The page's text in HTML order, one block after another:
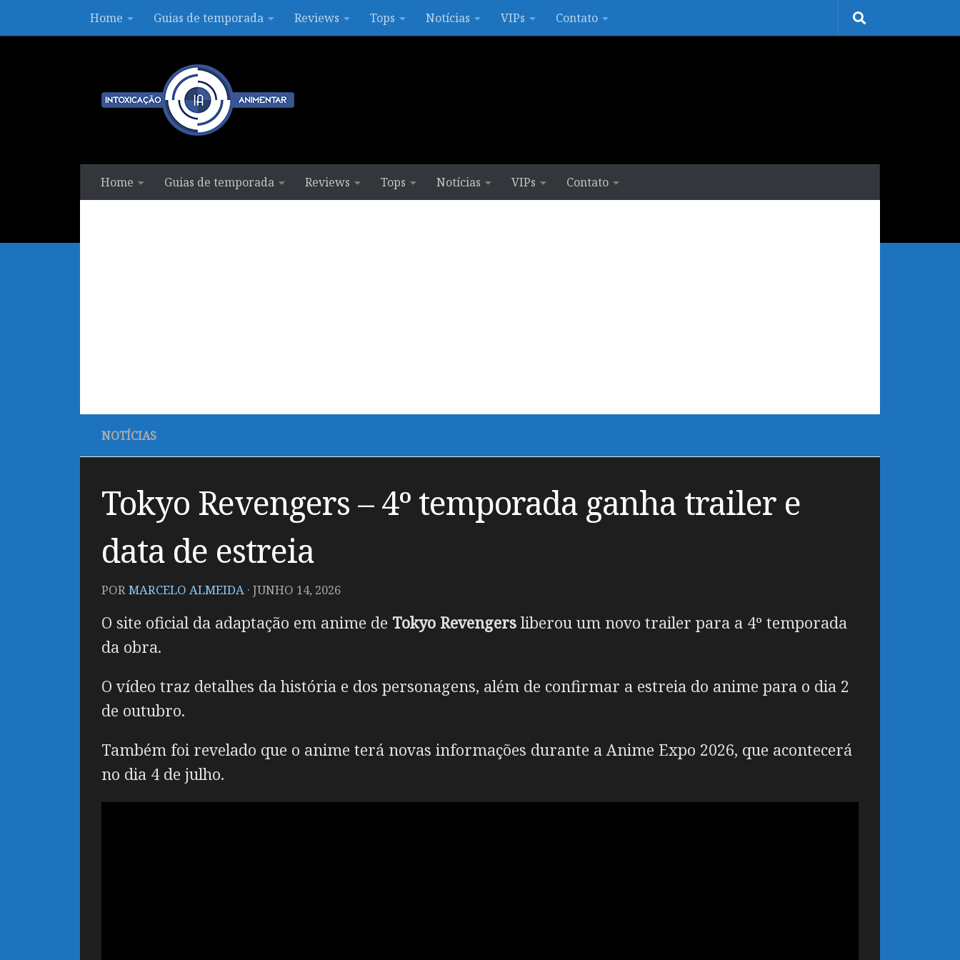
Skip to contentHome Guias de temporada Reviews Tops Notícias VIPs Contato
Home Guias de temporada Reviews Tops Notícias VIPs Contato
NOTÍCIAS
Tokyo Revengers – 4º temporada ganha trailer e
data de estreia
PORMARCELO ALMEIDA · JUNHO 14, 2026
O site oficial da adaptação em anime de Tokyo Revengers liberou um novo trailer para a 4º temporada
da obra.
O vídeo traz detalhes da história e dos personagens, além de confirmar a estreia do anime para o dia 2
de outubro.
Também foi revelado que o anime terá novas informações durante a Anime Expo 2026, que acontecerá
no dia 4 de julho.